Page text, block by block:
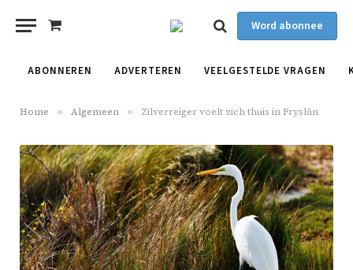
Shopping
Word abonnee
ABONNEREN ADVERTEREN VEELGESTELDE VRAGEN
Home » Algemeen » Zilverreiger voelt zich thuis in Fryslân